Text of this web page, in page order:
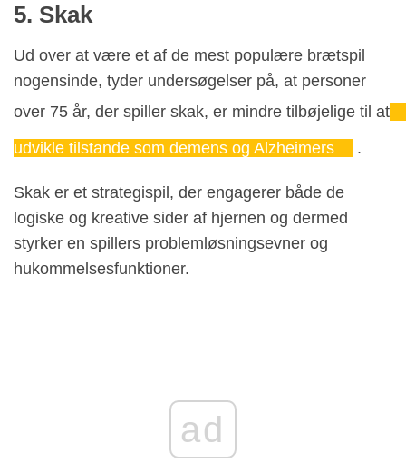
5. Skak
Ud over at være et af de mest populære brætspil
nogensinde, tyder undersøgelser på, at personer
over 75 år, der spiller skak, er mindre tilbøjelige til at
udvikle tilstande som demens og Alzheimers
.
Skak er et strategispil, der engagerer både de
logiske og kreative sider af hjernen og dermed
styrker en spillers problemløsningsevner og
hukommelsesfunktioner.
ad